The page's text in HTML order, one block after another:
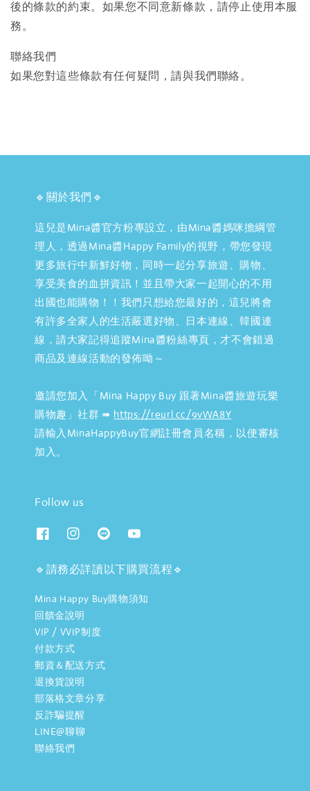
後的條款的約束。如果您不同意新條款，請停止使用本服
務。
聯絡我們
如果您對這些條款有任何疑問，請與我們聯絡。
🔹關於我們🔹
這兒是Mina醬官方粉專設立，由Mina醬媽咪擔綱管
理人，透過Mina醬Happy Family的視野，帶您發現
更多旅行中新鮮好物，同時一起分享旅遊、購物、
享受美食的血拼資訊！並且帶大家一起開心的不用
出國也能購物！！我們只想給您最好的，這兒將會
有許多全家人的生活嚴選好物、日本連線、韓國連
線，請大家記得追蹤Mina醬粉絲專頁，才不會錯過
商品及連線活動的發佈呦～
邀請您加入「Mina Happy Buy 跟著Mina醬旅遊玩樂
購物趣」社群 ➠ https://reurl.cc/9vWA8Y
請輸入MinaHappyBuy官網註冊會員名稱，以便審核
加入。
Follow us
🔹請務必詳讀以下購買流程🔹
Mina Happy Buy購物須知
回饋金說明
VIP / VVIP制度
付款方式
郵資＆配送方式
退換貨說明
部落格文章分享
反詐騙提醒
LINE@聊聊
聯絡我們